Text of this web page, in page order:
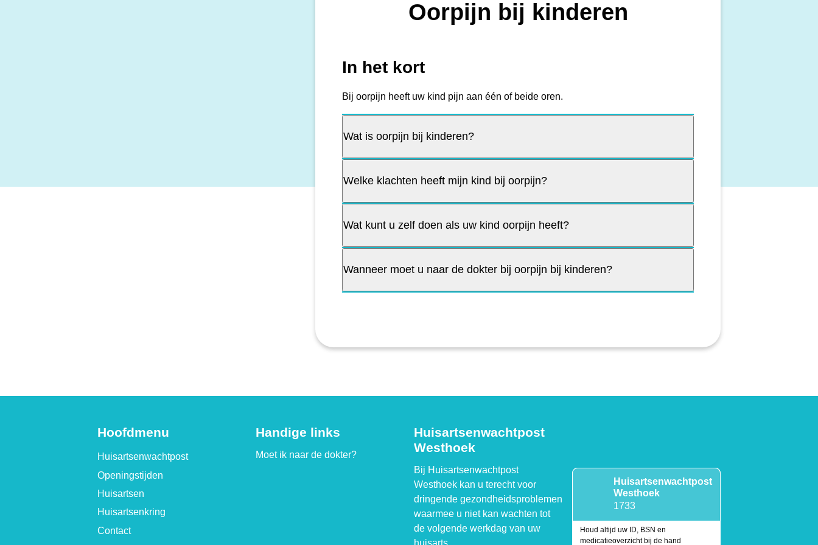
Oorpijn bij kinderen
In het kort
Bij oorpijn heeft uw kind pijn aan één of beide oren.
Wat is oorpijn bij kinderen?
Welke klachten heeft mijn kind bij oorpijn?
Wat kunt u zelf doen als uw kind oorpijn heeft?
Wanneer moet u naar de dokter bij oorpijn bij kinderen?
Hoofdmenu
Huisartsenwachtpost
Openingstijden
Huisartsen
Huisartsenkring
Contact
Handige links
Moet ik naar de dokter?
Huisartsenwachtpost
Westhoek
Bij Huisartsenwachtpost
Westhoek kan u terecht voor
dringende gezondheidsproblemen
waarmee u niet kan wachten tot
de volgende werkdag van uw
huisarts.
Huisartsenwachtpost
Westhoek
1733
Houd altijd uw ID, BSN en
medicatieoverzicht bij de hand